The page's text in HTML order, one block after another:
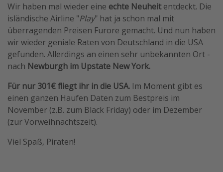
Hotels am Achensee
Weitere Themen
Reise Journal
Familienurlaub in der Türkei
Rundreisen in Thailand
Bahnreisen in der Schweiz
Reisepassfreie Reiseziele
Silvesterreisen
Wir haben mal wieder eine echte Neuheitentdeckt. Die
isländische Airline "Play" hat ja schon mal mit
überragenden Preisen Furore gemacht. Und nun haben
wir wieder geniale Raten von Deutschland in die USA
gefunden. Allerdings an einen sehr unbekannten Ort -
nach Newburgh im Upstate New York.
Für nur 301€ fliegt ihr in die USA. Im Moment gibt es
einen ganzen Haufen Daten zum Bestpreis im
November (z.B. zum Black Friday) oder im Dezember
(zur Vorweihnachtszeit).
Viel Spaß, Piraten!